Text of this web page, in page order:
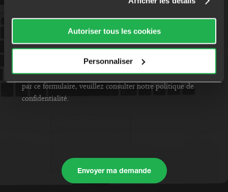
Autoriser tous les cookies
Personnaliser
informations saisies soient exploitées dans le cadre ma
demande d'étude personnalisée. Pour connaître et exercer
vos droits concernant l'utilisation des données collectées
par ce formulaire, veuillez consulter notre politique de
confidentialité.
Envoyer ma demande